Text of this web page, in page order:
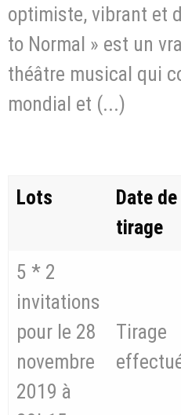
optimiste, vibrant et
to Normal » est un
théâtre musical qui
mondial et (...)
Lots
Date de
tirage
5 * 2
invitations
pour le 28
novembre
2019 à
Tirage